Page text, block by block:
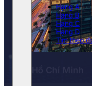
Hạng A
Hạng B
Hạng C
Hạng D
Tìm theo